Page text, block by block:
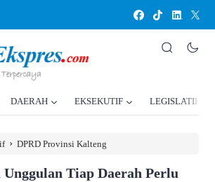
DAERAH EKSEKUTIF LEGISLATIF
› DPRD Provinsi Kalteng
Tiap Daerah Perlu